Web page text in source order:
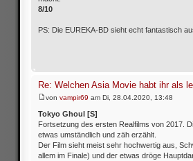
8/10
PS: Die EUREKA-BD sieht echt fantastisch
Re: Welchen Asia Movie habt ihr als
von vampir69 am Di, 28.04.2020, 13:48
Tokyo Ghoul [S]
Fortsetzung des ersten Realfilms von 2017.
etwas umständlich und zäh erzählt.
Der Film sieht meist sehr hochwertig aus,
allem im Finale) und der etwas dröge